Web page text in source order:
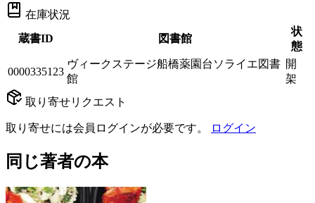
在庫状況
蔵書ID
図書館
状
態
0000335123
ヴィークステージ船橋薬園台ソライエ図書
館
開
架
取り寄せリクエスト
取り寄せには会員ログインが必要です。 ログイン
同じ著者の本